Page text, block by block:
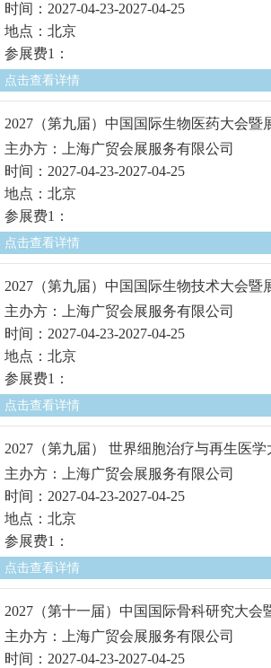
时间：2027-04-23-2027-04-25
地点：北京
参展费1：
点击查看详情
2027（第九届）中国国际生物医药大会暨
主办方：上海广贸会展服务有限公司
时间：2027-04-23-2027-04-25
地点：北京
参展费1：
点击查看详情
2027（第九届）中国国际生物技术大会暨
主办方：上海广贸会展服务有限公司
时间：2027-04-23-2027-04-25
地点：北京
参展费1：
点击查看详情
2027（第九届） 世界细胞治疗与再生医
主办方：上海广贸会展服务有限公司
时间：2027-04-23-2027-04-25
地点：北京
参展费1：
点击查看详情
2027（第十一届）中国国际骨科研究大会
主办方：上海广贸会展服务有限公司
时间：2027-04-23-2027-04-25